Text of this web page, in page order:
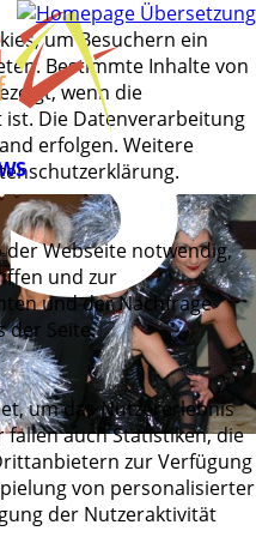
um Besuchern ein
Bestimmte Inhalte von
wenn die
Die Datenverarbeitung
erfolgen. Weitere
der Webseite notwendig,
und zur
und der Nachfrage
der Seite.
um das Nutzererlebnis
auch Statistiken, die
zur Verfügung
von personalisierter
der Nutzeraktivität